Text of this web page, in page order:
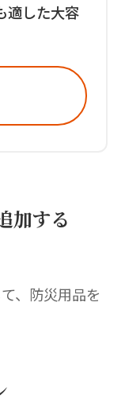
適した大容
加する
、防災用品を